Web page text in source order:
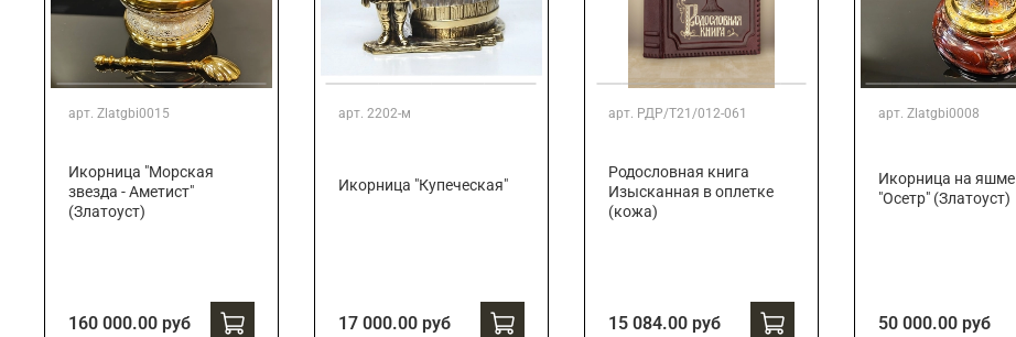
арт. Zlatgbi0015
Икорница "Морская
звезда - Аметист"
(Златоуст)
160 000.00 руб
арт. 2202-м
Икорница "Купеческая"
17 000.00 руб
арт. РДР/Т21/012-061
Родословная книга
Изысканная в оплетке
(кожа)
15 084.00 руб
арт. Zlatgbi0008
Икорница на яшме
"Осетр" (Златоуст)
50 000.00 руб